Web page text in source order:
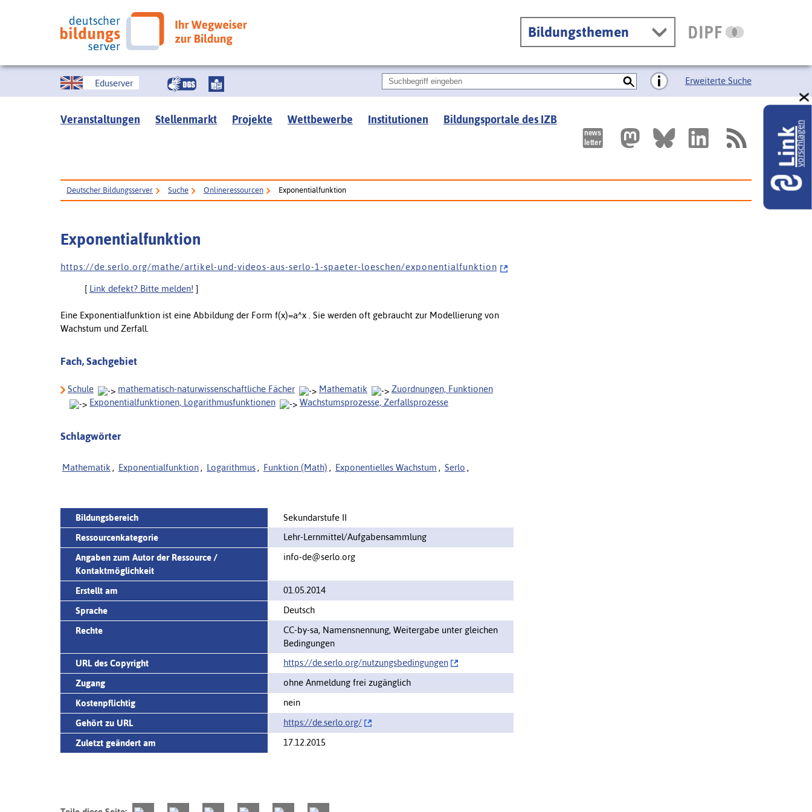
Bildungsthemen
Eduserver Erweiterte Suche
Veranstaltungen Stellenmarkt Projekte Wettbewerbe Institutionen Bildungsportale des IZB
Deutscher Bildungsserver Suche Onlineressourcen Exponentialfunktion
Exponentialfunktion
h t t p s : / / d e . s e r l o . o r g / m a t h e / a r t i k e l - u n d - v i d e o s - a u s - s e r l o - 1 - s p a e t e r - l o e s c h e n / e x p o n e n t i a l f u n k t i o n
[ Link defekt? Bitte melden! ]
Eine Exponentialfunktion ist eine Abbildung der Form f(x)=a^x . Sie werden oft gebraucht zur Modellierung von
Wachstum und Zerfall.
Fach, Sachgebiet
Schule mathematisch-naturwissenschaftliche Fächer Mathematik
Zuordnungen, Funktionen
Exponentialfunktionen, Logarithmusfunktionen
Wachstumsprozesse, Zerfallsprozesse
Schlagwörter
Mathematik , Exponentialfunktion , Logarithmus , Funktion (Math) , Exponentielles Wachstum , Serlo ,
Bildungsbereich
Sekundarstufe II
Ressourcenkategorie
Lehr-Lernmittel/Aufgabensammlung
Angaben zum Autor der Ressource /
Kontaktmöglichkeit
info-de@serlo.org
Erstellt am
01.05.2014
Sprache
Deutsch
Rechte
CC-by-sa, Namensnennung, Weitergabe unter gleichen
Bedingungen
URL des Copyright
https://de.serlo.org/‌nutzungsbedingungen
Zugang
ohne Anmeldung frei zugänglich
Kostenpflichtig
nein
Gehört zu URL
https://de.serlo.org/‌
Zuletzt geändert am
17.12.2015
Linkvorschlagen